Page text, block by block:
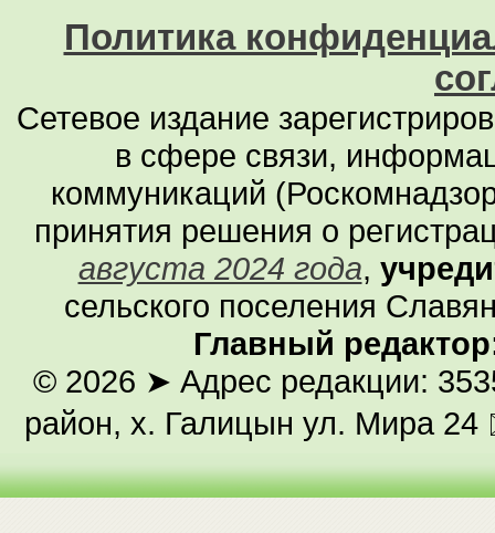
Политика
Сетевое издание
в сфере связи,
коммуникаций
принятия решения о
августа 2024 года,
сельского поселения
Главный
© 2026 ➤ Адрес редакции:
район, х. Галицын ул. Мира